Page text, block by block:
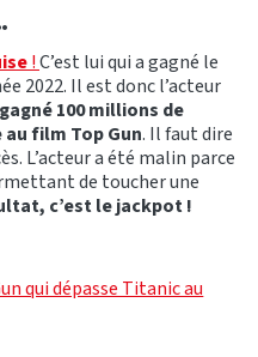
!C’est lui qui a gagné le
2022. Il est donc l’acteur
100 millions de
film Top Gun. Il faut dire
L’acteur a été malin parce
de toucher une
c’est le jackpot !
qui dépasse Titanic au